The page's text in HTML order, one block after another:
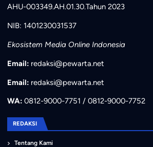
AHU-003349.AH.01.30.Tahun 2023
NIB: 1401230031537
Ekosistem Media Online Indonesia
Email: redaksi@pewarta.net
Email: redaksi@pewarta.net
WA:0812-9000-7751 / 0812-9000-7752
REDAKSI
Tentang Kami